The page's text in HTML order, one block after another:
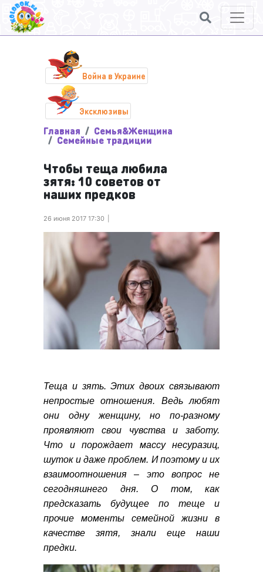
Война в Украине
Эксклюзивы
Главная Семья&Женщина
Семейные традиции
Чтобы теща любила
зятя: 10 советов от
наших предков
26 июня 2017 17:30
Теща и зять. Этих двоих связывают
непростые отношения. Ведь любят
они одну женщину, но по-разному
проявляют свои чувства и заботу.
Что и порождает массу несуразиц,
шуток и даже проблем. И поэтому и их
взаимоотношения – это вопрос не
сегодняшнего дня. О том, как
предсказать будущее по теще и
прочие моменты семейной жизни в
качестве зятя, знали еще наши
предки.